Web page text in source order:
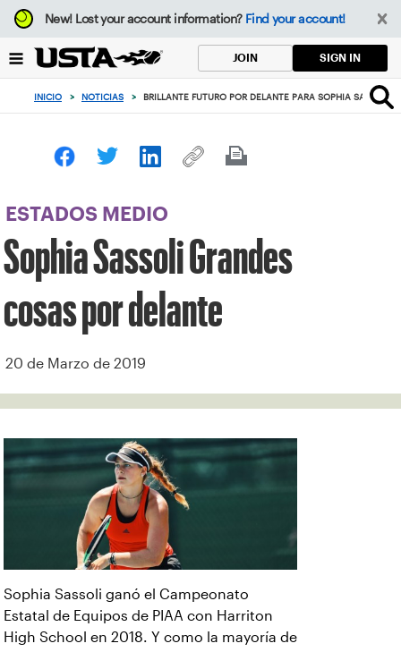
Enfoque
desde
botón
volver
principio
New!Lost your account information? Find your account!
JOIN SIGN IN
INICIO > NOTICIAS > BRILLANTE FUTURO POR DELANTE PARA SOPHIA SASSOLI
ESTADOS MEDIO
Sophia Sassoli Grandes
cosas por delante
20 de Marzo de 2019
Sophia Sassoli ganó el Campeonato
Estatal de Equipos de PIAA con Harriton
High School en 2018. Y como la mayoría de